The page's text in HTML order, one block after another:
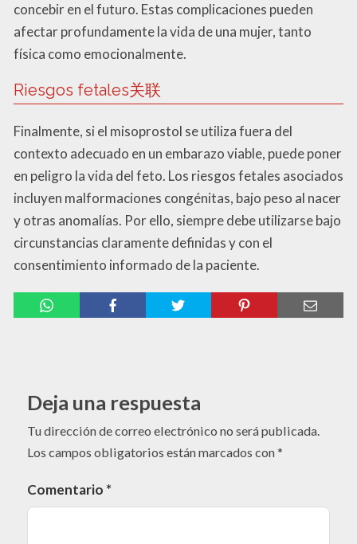
concebir en el futuro. Estas complicaciones pueden
afectar profundamente la vida de una mujer, tanto
física como emocionalmente.
Riesgos fetales关联
Finalmente, si el misoprostol se utiliza fuera del
contexto adecuado en un embarazo viable, puede poner
en peligro la vida del feto. Los riesgos fetales asociados
incluyen malformaciones congénitas, bajo peso al nacer
y otras anomalías. Por ello, siempre debe utilizarse bajo
circunstancias claramente definidas y con el
consentimiento informado de la paciente.
Deja una respuesta
Tu dirección de correo electrónico no será publicada.
Los campos obligatorios están marcados con*
Comentario *